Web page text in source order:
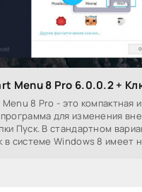
Menu 8 Pro 6.0.0.2 +
8 Pro - это компактная
для изменения
Пуск. В стандартном
в системе Windows 8 имеет